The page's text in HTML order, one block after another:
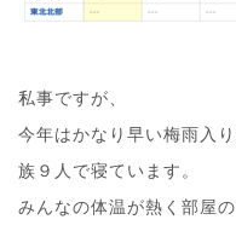
私事ですが、
今年はかなり早い梅雨入
族９人で寝ています。
みんなの体温が熱く部屋